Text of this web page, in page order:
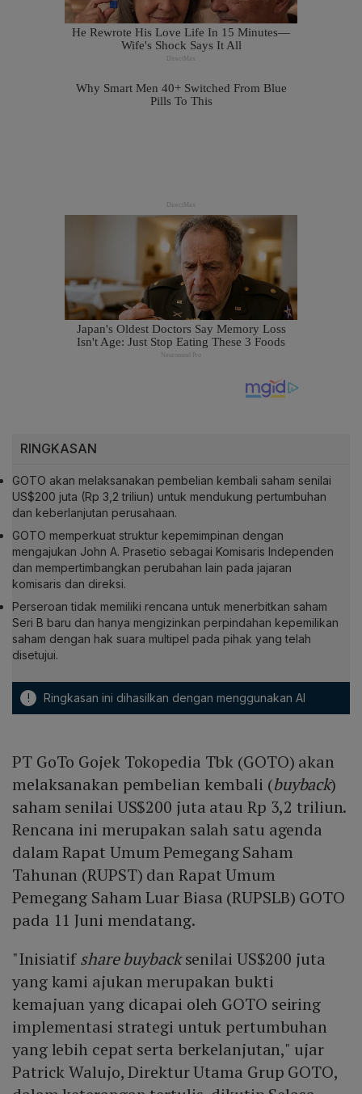
RINGKASAN
GOTO akan melaksanakan pembelian kembali saham senilai
US$200 juta (Rp 3,2 triliun) untuk mendukung pertumbuhan
dan keberlanjutan perusahaan.
GOTO memperkuat struktur kepemimpinan dengan
mengajukan John A. Prasetio sebagai Komisaris Independen
dan mempertimbangkan perubahan lain pada jajaran
komisaris dan direksi.
Perseroan tidak memiliki rencana untuk menerbitkan saham
Seri B baru dan hanya mengizinkan perpindahan kepemilikan
saham dengan hak suara multipel pada pihak yang telah
disetujui.
! Ringkasan ini dihasilkan dengan menggunakan AI
PT GoTo Gojek Tokopedia Tbk (GOTO) akan
melaksanakan pembelian kembali (buyback)
saham senilai US$200 juta atau Rp 3,2 triliun.
Rencana ini merupakan salah satu agenda
dalam Rapat Umum Pemegang Saham
Tahunan (RUPST) dan Rapat Umum
Pemegang Saham Luar Biasa (RUPSLB) GOTO
pada 11 Juni mendatang.
"Inisiatifshare buybacksenilai US$200 juta
yang kami ajukan merupakan bukti
kemajuan yang dicapai oleh GOTO seiring
implementasi strategi untuk pertumbuhan
yang lebih cepat serta berkelanjutan," ujar
Patrick Walujo, Direktur Utama Grup GOTO,